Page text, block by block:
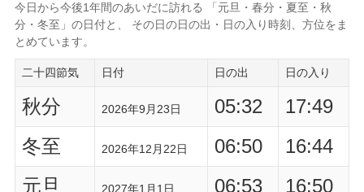
今日から今後1年間のあいだに訪れる 「元旦・春分・夏至・秋
分・冬至」の日付と、 その日の日の出・日の入り時刻
、方位をま
とめています。
二十四節気 日付 日の出 日の入り
秋分 2026年9月23日 05:32
17:49
冬至
2026年12月22日 06:50
16:44
元旦
2027年1月1日 06:53
16:50